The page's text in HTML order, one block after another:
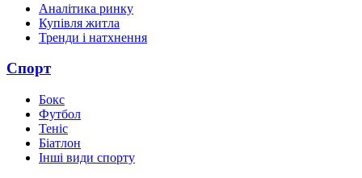
Аналітика ринку
Купівля житла
Тренди і натхнення
Спорт
Бокс
Футбол
Теніс
Біатлон
Інші види спорту